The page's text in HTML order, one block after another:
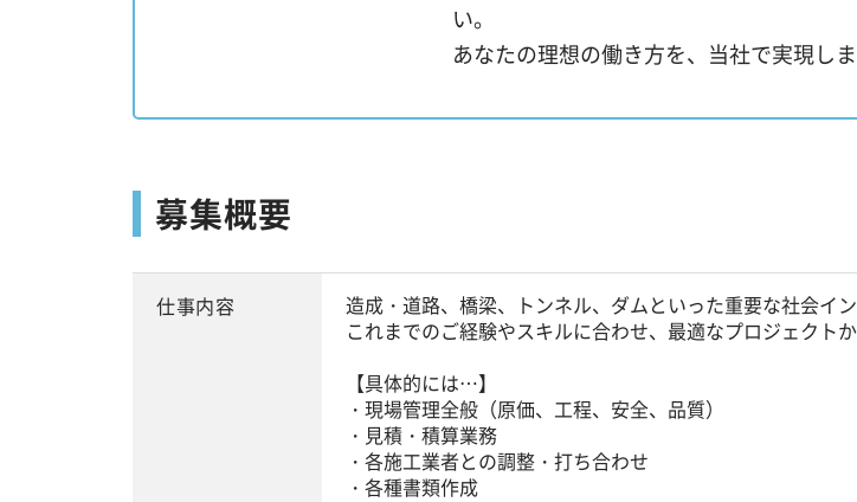
い。
あなたの理想の働き方を、当社で実現しま
募集概要
仕事内容
造成・道路、橋梁、トンネル、ダムといった重要な社会イ
これまでのご経験やスキルに合わせ、最適なプロジェクト
【具体的には…】
・現場管理全般（原価、工程、安全、品質）
・見積・積算業務
・各施工業者との調整・打ち合わせ
・各種書類作成